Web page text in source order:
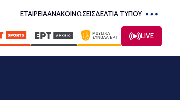
ΕΤΑΙΡΕΙΑΑΝΑΚΟΙΝΩΣΕΙΣΔΕΛΤΙΑ ΤΥΠΟΥ
LIVE